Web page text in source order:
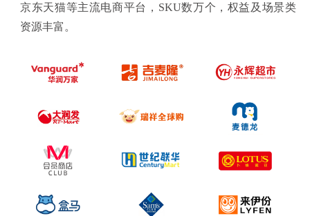
京东天猫等主流电商平台，SKU数万个，权益及场景类
资源丰富。